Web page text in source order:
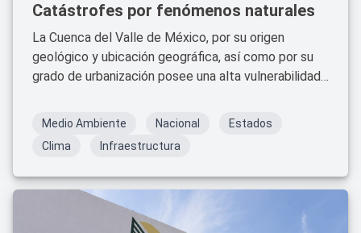
Catástrofes por fenómenos naturales
La Cuenca del Valle de México, por su origen
geológico y ubicación geográfica, así como por su
grado de urbanización posee una alta vulnerabilidad
hidrológicos, agrietamiento del subsuelos y
Medio Ambiente Nacional
Estados
Clima
Infraestructura